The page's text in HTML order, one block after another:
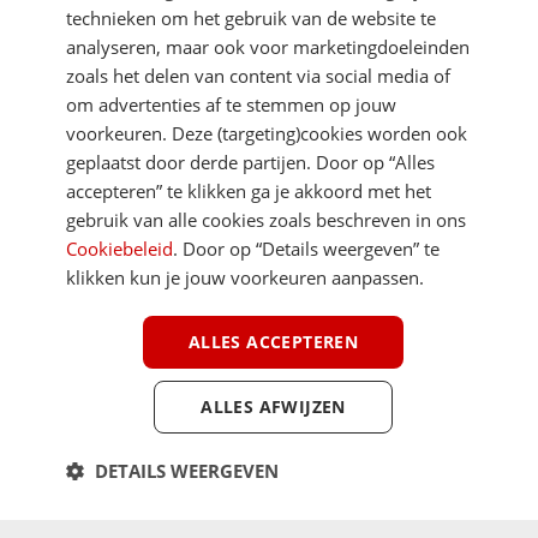
DIRECT NAAR
MEER ACSI FREELIFE
voorbehouden
technieken om het gebruik van de website te
analyseren, maar ook voor marketingdoeleinden
zoals het delen van content via social media of
om advertenties af te stemmen op jouw
voorkeuren. Deze (targeting)cookies worden ook
geplaatst door derde partijen. Door op “Alles
accepteren” te klikken ga je akkoord met het
gebruik van alle cookies zoals beschreven in ons
Cookiebeleid. Door op “Details weergeven” te
klikken kun je jouw voorkeuren aanpassen.
ALLES ACCEPTEREN
ALLES AFWIJZEN
DETAILS WEERGEVEN